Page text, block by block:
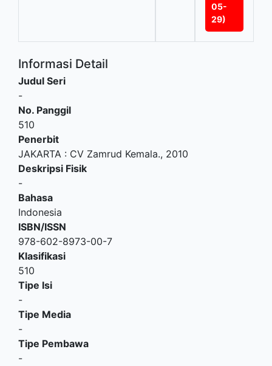
05-
29)
Informasi Detail
Judul Seri
-
No. Panggil
510
Penerbit
JAKARTA : CV Zamrud Kemala., 2010
Deskripsi Fisik
-
Bahasa
Indonesia
ISBN/ISSN
978-602-8973-00-7
Klasifikasi
510
Tipe Isi
-
Tipe Media
-
Tipe Pembawa
-